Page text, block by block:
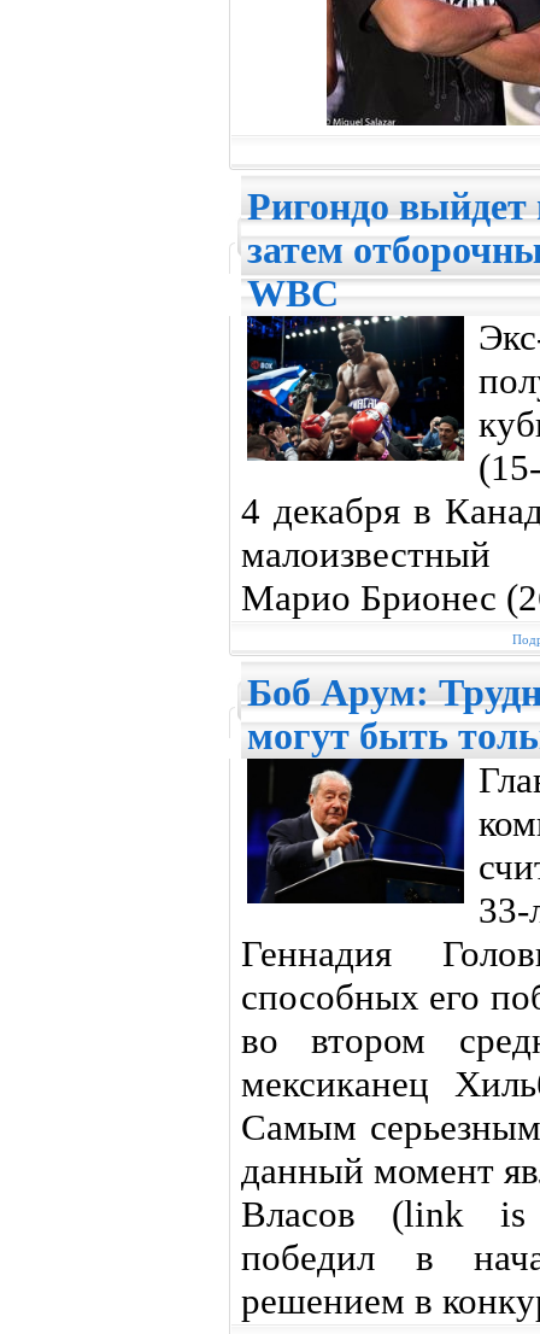
Ригондо выйдет
затем
WBC
4 декабря в
Марио Брионес
Боб Арум:
могут быть
Геннадия
способных его
во втором
мексиканец
Самым
данный момент
Власов (link is
победил в
решением в